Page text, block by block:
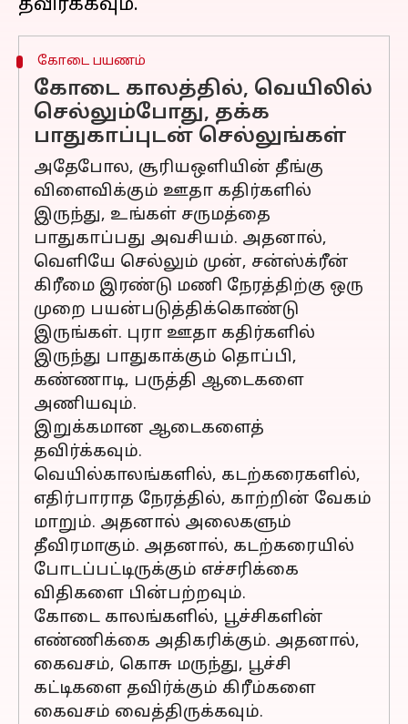
கோடை பயணம்
கோடை காலத்தில், வெயிலில்
செல்லும்போது, தக்க
பாதுகாப்புடன் செல்லுங்கள்
அதேபோல, சூரியஒளியின் தீங்கு
விளைவிக்கும் ஊதா கதிர்களில்
இருந்து, உங்கள் சருமத்தை
பாதுகாப்பது அவசியம். அதனால்,
வெளியே செல்லும் முன், சன்ஸ்க்ரீன்
கிரீமை இரண்டு மணி நேரத்திற்கு ஒரு
முறை பயன்படுத்திக்கொண்டு
இருங்கள். புரா ஊதா கதிர்களில்
இருந்து பாதுகாக்கும் தொப்பி,
கண்ணாடி, பருத்தி ஆடைகளை
அணியவும்.
இறுக்கமான ஆடைகளைத்
தவிர்க்கவும்.
வெயில்காலங்களில், கடற்கரைகளில்,
எதிர்பாராத நேரத்தில், காற்றின் வேகம்
மாறும். அதனால் அலைகளும்
தீவிரமாகும். அதனால், கடற்கரையில்
போடப்பட்டிருக்கும் எச்சரிக்கை
விதிகளை பின்பற்றவும்.
கோடை காலங்களில், பூச்சிகளின்
எண்ணிக்கை அதிகரிக்கும். அதனால்,
கைவசம், கொசு மருந்து, பூச்சி
கட்டிகளை தவிர்க்கும் கிரீம்களை
கைவசம் வைத்திருக்கவும்.